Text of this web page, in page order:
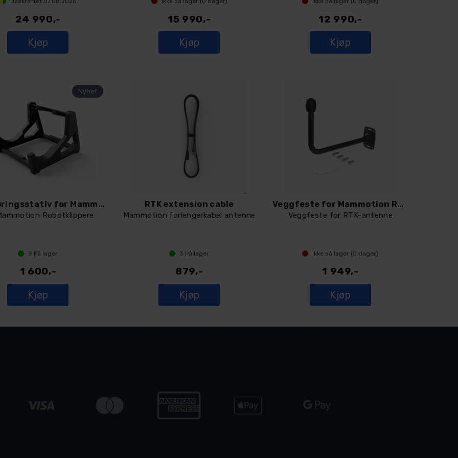
24 990,-
Kjøp
15 990,-
Kjøp
12 990,-
Kjøp
Rengjøringsstativ for Mammotion
Robotklippere
9 På lager
1 600,-
Kjøp
RTK extension cable
Mammotion forlengerkabel antenne
3 På lager
879,-
Kjøp
Veggfeste for Mammotion RTK antenne
Veggfeste for RTK-antenne
Ikke på lager (0 dager)
1 949,-
Kjøp